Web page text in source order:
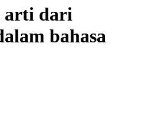
arti dari
bahasa